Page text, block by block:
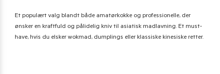
Et populært valg blandt både amatørkokke og professionelle, der
ønsker en kraftfuld og pålidelig kniv til asiatisk madlavning. Et must-
have, hvis du elsker wokmad, dumplings eller klassiske kinesiske retter.